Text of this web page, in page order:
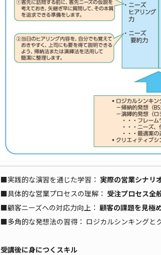
■実践的な演習を通じた学習： 実際の営業シナリ
■具体的な営業プロセスの理解： 受注プロセス全
■顧客ニーズへの対応力向上： 顧客の課題を見極
■多角的な発想法の習得： ロジカルシンキングと
受講後に身につくスキル